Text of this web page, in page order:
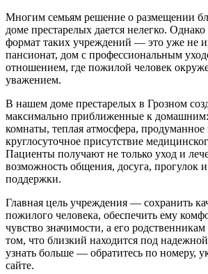
Многим семьям решение о размещении
доме престарелых дается нелегко.
формат таких учреждений — это уже не
пансионат, дом с профессиональным
отношением, где пожилой человек
уважением.
В нашем доме престарелых в Грозном
максимально приближенные к
комнаты, теплая атмосфера, продуманное
круглосуточное присутствие
Пациенты получают не только уход и
возможность общения, досуга, прогулок
поддержки.
Главная цель учреждения — сохранить
пожилого человека, обеспечить ему
чувство значимости, а его
том, что близкий находится под
узнать больше — обратитесь по номеру,
сайте.